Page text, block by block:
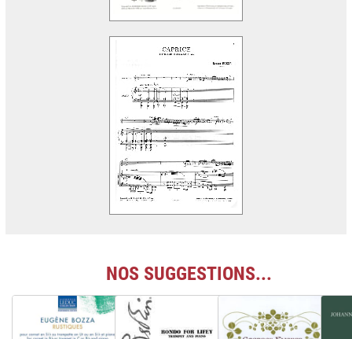
NOS SUGGESTIONS...